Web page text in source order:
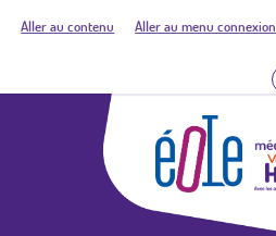
Aller au contenu Aller au menu connexion